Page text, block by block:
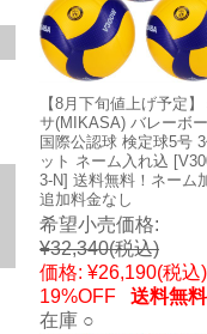
【8月下旬値上げ予定】
サ(MIKASA) バレーボ
国際公認球 検定球5号
ット ネーム入れ込
3-N] 送料無料！ネーム
追加料金なし
希望小売価格:
¥32,340(税込)
価格: ¥26,190(税込)
19%OFF
送料無料
在庫 ○